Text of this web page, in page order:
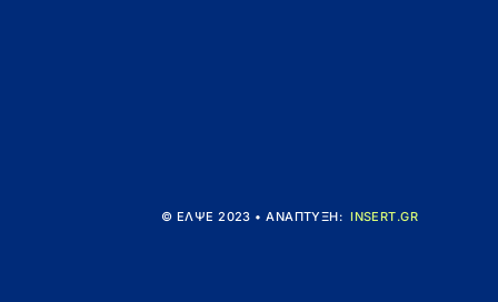
© ΕΛΨΕ 2023 • ΑΝΑΠΤΥΞΗ:INSERT.GR